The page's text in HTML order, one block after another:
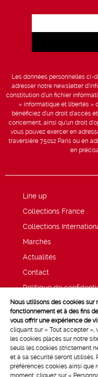
Les données personnelles ci-
adresser notre newsletter
constitution d’un fichier
« informatique et libertés »
bénéficiez d’un droit d’accès
concernent, ainsi qu’un droit
vous pouvez exercer en
traversière 75012 Paris ou en
en
Line up
Collections France
Collections
Marchés
Actualités
Contact
Politique de
Mentions légales
Nous utilisons des cookies sur
fonctionnement et à des fins
vous offrir une expérience de
cliquant sur « Tout accepter »,
les cookies placés sur notre
seuls les cookies strictement
et à sa sécurité seront utilisés.
préférences cookies ainsi que
moment, cliquez sur «